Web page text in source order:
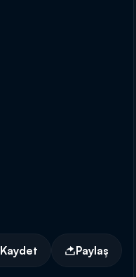
Kaydet Paylaş